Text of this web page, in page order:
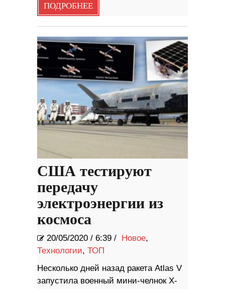
ПОДРОБНЕЕ
США тестируют
передачу
электроэнергии из
космоса
20/05/2020 / 6:39 / Новое,
Технологии, ТОП
Несколько дней назад ракета Atlas V
запустила военный мини-челнок X-